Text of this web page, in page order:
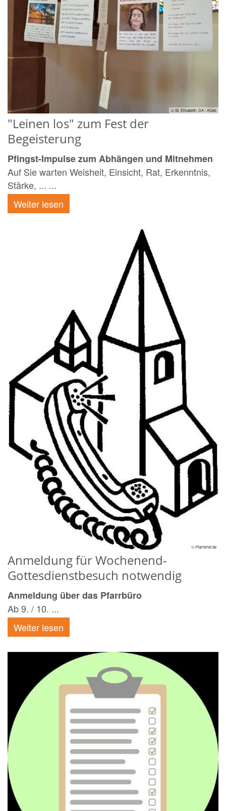
© St. Elisabeth, DA / AGes
"Leinen los" zum Fest der
Begeisterung
Pfingst-Impulse zum Abhängen und Mitnehmen
Auf Sie warten Weisheit, Einsicht, Rat, Erkenntnis,
Stärke, ... ...
Weiter lesen
© Pfarrbrief.de
Anmeldung für Wochenend-
Gottesdienstbesuch notwendig
Anmeldung über das Pfarrbüro
Ab 9. / 10. ...
Weiter lesen